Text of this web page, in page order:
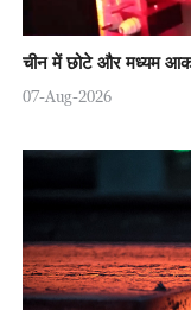
चीन में छोटे और मध्यम
07-Aug-2026